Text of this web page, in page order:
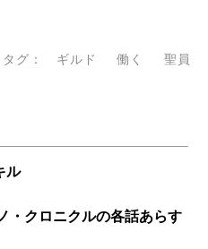
タグ： ギルド 働く 聖員
ル
・クロニクルの各話あらす